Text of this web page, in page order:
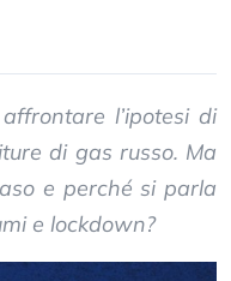
l’ipotesi di
di gas russo. Ma
e perché si parla
e lockdown?